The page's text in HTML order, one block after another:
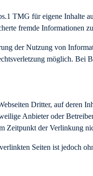
TMG für eigene Inhalte
fremde Informationen
der Nutzung von
möglich. Bei
Dritter, auf deren
Anbieter oder
Zeitpunkt der Verlinkung
Seiten ist jedoch